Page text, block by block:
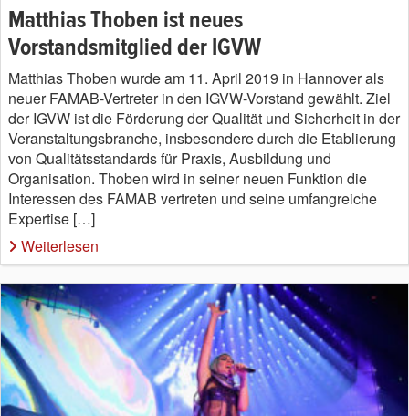
Matthias Thoben ist neues
Vorstandsmitglied der IGVW
Matthias Thoben wurde am 11. April 2019 in Hannover als
neuer FAMAB-Vertreter in den IGVW-Vorstand gewählt. Ziel
der IGVW ist die Förderung der Qualität und Sicherheit in der
Veranstaltungsbranche, insbesondere durch die Etablierung
von Qualitätsstandards für Praxis, Ausbildung und
Organisation. Thoben wird in seiner neuen Funktion die
Interessen des FAMAB vertreten und seine umfangreiche
Expertise […]
Weiterlesen